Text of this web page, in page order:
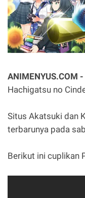
ANIMENYUS.COM -
Hachigatsu no
Situs Akatsuki dan
terbarunya pada
Berikut ini cuplikan